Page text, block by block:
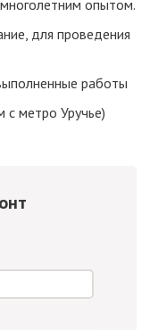
опытом.
для проведения
работы
метро Уручье)